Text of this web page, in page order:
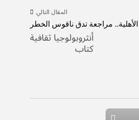
المقال التالي
مراجعة تدق ناقوس الخطر
أنثروبولوجيا ثقافية
كتاب